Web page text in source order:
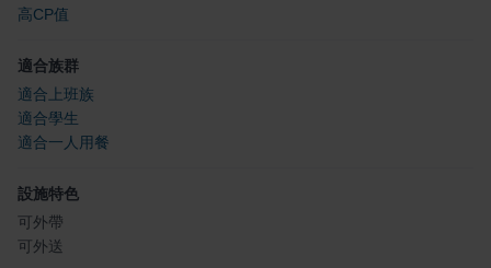
高CP值
適合族群
適合上班族
適合學生
適合一人用餐
設施特色
可外帶
可外送